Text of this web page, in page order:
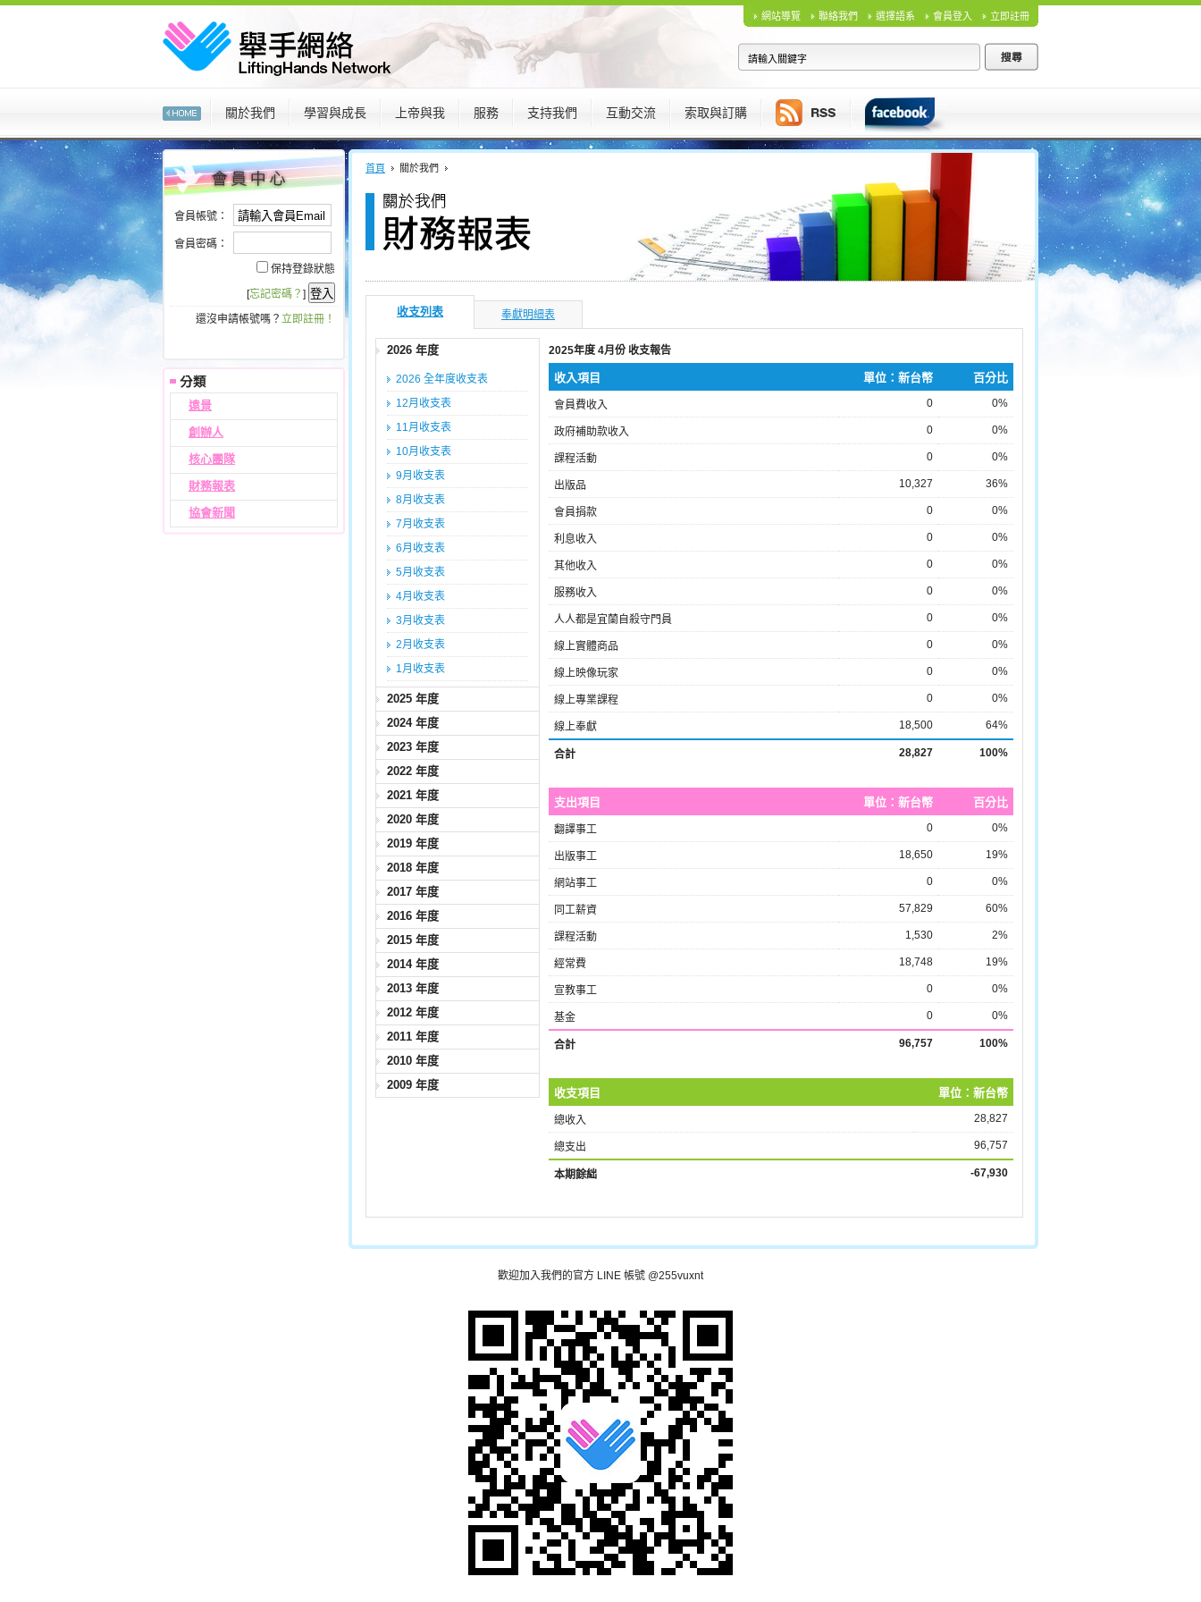
網站導覽 聯絡我們 選擇語系 會員登入 立即註冊
關於我們 學習與成長 上帝與我 服務 支持我們 互動交流 索取與訂購
:::
會員帳號：
會員密碼：
保持登錄狀態
[忘記密碼？ ]
還沒申請帳號嗎？ 立即註冊！
遠景
創辦人
核心團隊
財務報表
協會新聞
:::
首頁 關於我們
收支列表 奉獻明細表
2026 年度
2026 全年度收支表
12月收支表
11月收支表
10月收支表
9月收支表
8月收支表
7月收支表
6月收支表
5月收支表
4月收支表
3月收支表
2月收支表
1月收支表
2025 年度
2024 年度
2023 年度
2022 年度
2021 年度
2020 年度
2019 年度
2018 年度
2017 年度
2016 年度
2015 年度
2014 年度
2013 年度
2012 年度
2011 年度
2010 年度
2009 年度
2025年度 4月份 收支報告
收入項目 單位：新台幣 百分比
會員費收入 0 0%
政府補助款收入 0 0%
課程活動 0 0%
出版品 10,327 36%
會員捐款 0 0%
利息收入 0 0%
其他收入 0 0%
服務收入 0 0%
人人都是宜蘭自殺守門員 0 0%
線上實體商品 0 0%
線上映像玩家 0 0%
線上專業課程 0 0%
線上奉獻 18,500 64%
合計 28,827 100%
支出項目 單位：新台幣 百分比
翻譯事工 0 0%
出版事工 18,650 19%
網站事工 0 0%
同工薪資 57,829 60%
課程活動 1,530 2%
經常費 18,748 19%
宣教事工 0 0%
基金 0 0%
合計 96,757 100%
收支項目 單位：新台幣
總收入 28,827
總支出 96,757
本期餘絀 -67,930
歡迎加入我們的官方 LINE 帳號 @255vuxnt